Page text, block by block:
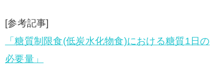
[参考記事]
「糖質制限食(低炭水化物食)における糖質1日の
必要量」